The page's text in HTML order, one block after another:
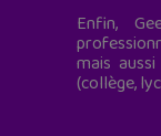
Enfin,
mais
(collège,